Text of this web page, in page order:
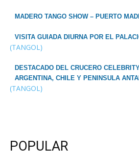
MADERO TANGO SHOW – PUERTO
VISITA GUIADA DIURNA POR EL
(TANGOL)
DESTACADO DEL CRUCERO
ARGENTINA, CHILE Y PENINSULA
(TANGOL)
POPULAR